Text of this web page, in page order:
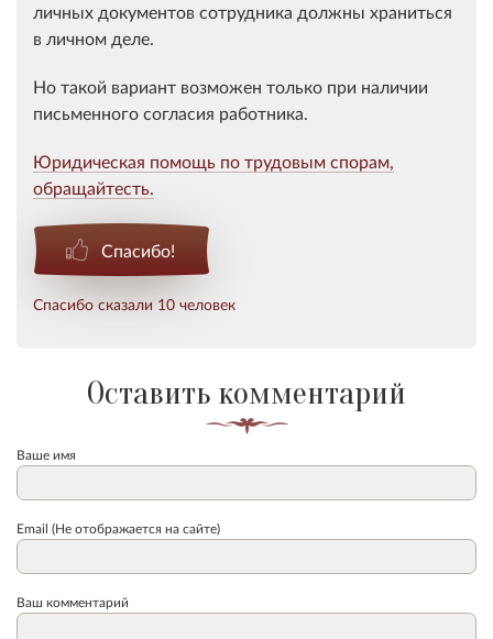
личных документов сотрудника должны храниться
в личном деле.
Но такой вариант возможен только при наличии
письменного согласия работника.
Юридическая помощь по трудовым спорам,
обращайтесть.
Спасибо!
Спасибо сказали 10 человек
Оставить комментарий
Ваше имя
Email (Не отображается на сайте)
Ваш комментарий